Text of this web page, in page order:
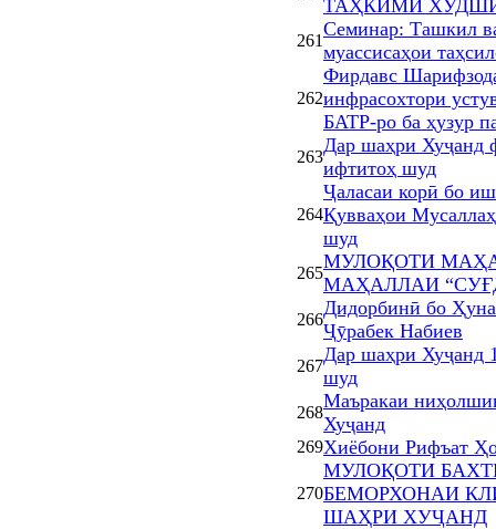
ТАҲКИМИ
261
Семинар: Ташкил
муассисаҳои
262
Фирдавс
инфрасохтори
БАТР-ро ба ҳузур
263
Дар шаҳри Хуҷанд
ифтитоҳ шуд
264
Ҷаласаи корӣ бо
Қувваҳои
шуд
265
МУЛОҚОТИ
МАҲАЛЛАИ
266
Дидорбинӣ бо
Ҷӯрабек Набиев
267
Дар шаҳри Хуҷанд
шуд
268
Маъракаи
Хуҷанд
269Хиёбони Рифъат
270
МУЛОҚОТИ
БЕМОРХОНАИ
ШАҲРИ ХУҶАНД